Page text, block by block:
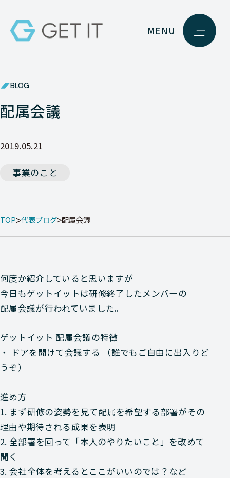
MENU
BLOG
配属会議
2019.05.21
事業のこと
TOP 代表ブログ 配属会議
何度か紹介していると思いますが
今日もゲットイットは研修終了したメンバーの
配属会議が行われていました。
ゲットイット 配属会議の特徴
・ ドアを開けて会議する （誰でもご自由に出入りど
うぞ）
進め方
1. まず研修の姿勢を見て配属を希望する部署がその
理由や期待される成果を表明
2. 全部署を回って「本人のやりたいこと」を改めて
聞く
3. 会社全体を考えるとここがいいのでは？など